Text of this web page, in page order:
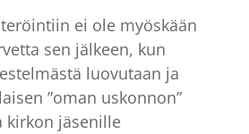
ei ole myöskään
sen jälkeen, kun
luovutaan ja
”oman uskonnon”
kirkon jäsenille